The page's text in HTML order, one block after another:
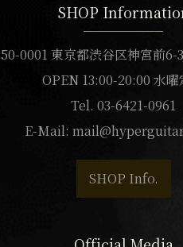
SHOP
0001 東京都渋谷区神宮前6-
OPEN 13:00-20:00 水曜
Tel. 03-6421-0961
E-Mail:
SHOP Info.